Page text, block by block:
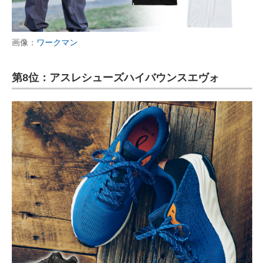
画像： ワークマン
第8位：アスレシューズハイバウンスエヴォ